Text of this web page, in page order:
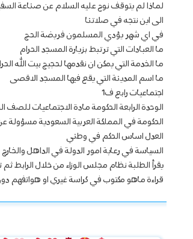
لماذا لم يتوقف نوح عليه السلام عن صناعة
الى اين نتجه في صلاتنا
في اي شهر يؤدي المسلمون فريضة الحج
ما العبادات التي ترتبط بزيارة المسجد الحرام
ما الخدمة التي يمكن ان نقدمها لحجيج بيت الله
ما اسم المدينة التي يقع فيها المسجد الاقصى
اجتماعيات رابع ف1
الوحدة الرابعة الحكومة مادة الاجتماعيات للصف
الحكومة في المملكة العربية السعودية مسؤولة
العدل اساس الحكم في وطني
السياسة في رعاية امور الدولة في الداهل والخارج
يقرأ الطلبة نظام مجلس الوزاء من خلال الرابط ثم
قراءة ماهو مكتوب في كراسة غيري او هواتفهم